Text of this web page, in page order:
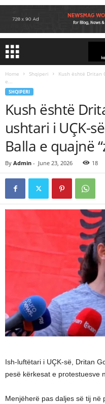
Home Shqiperi
Kush është Dritan
e...
SHQIPERI
Kush është
ushtari i UÇK-
Balla e quajnë
By Admin - June 23, 2026 18
Ish-luftëtari i UÇK-së, Dritan
pesë kërkesat e protestuesve
Menjëherë pas daljes së tij në